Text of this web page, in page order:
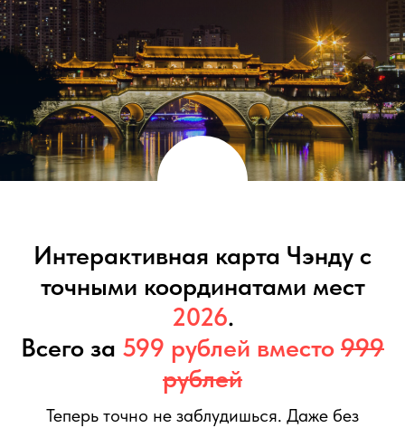
Интерактивная карта Чэнду с
точными координатами мест
2026.
Всего за 599 рублей вместо 999
рублей
Теперь точно не заблудишься. Даже без